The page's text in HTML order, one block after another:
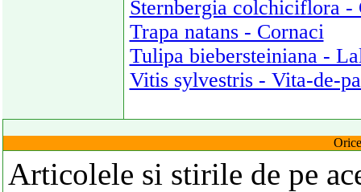
Sternbergia colchiciflora -
Trapa natans - Cornaci
Tulipa biebersteiniana -
Vitis sylvestris - Vita-de-
Articolele si stirile de pe